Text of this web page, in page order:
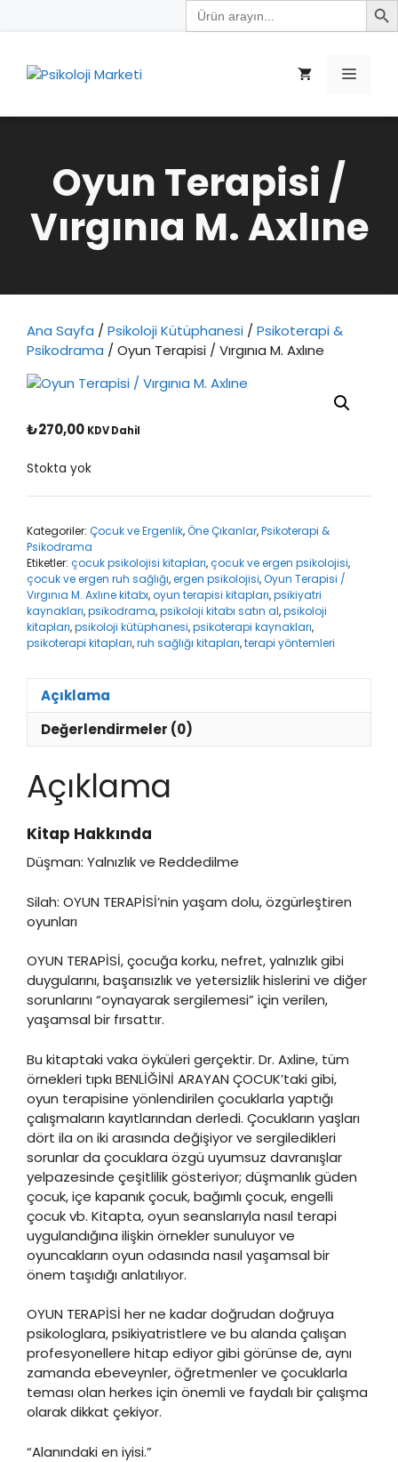
Search
for:
Menü
Oyun Terapisi /
Vırgınıa M. Axlıne
Ana Sayfa / Psikoloji Kütüphanesi / Psikoterapi &
Psikodrama / Oyun Terapisi / Vırgınıa M. Axlıne
₺270,00 KDV Dahil
Stokta yok
Kategoriler: Çocuk ve Ergenlik,Öne Çıkanlar,Psikoterapi &
Psikodrama
Etiketler: çocuk psikolojisi kitapları,çocuk ve ergen psikolojisi,
çocuk ve ergen ruh sağlığı,ergen psikolojisi,Oyun Terapisi /
Vırgınıa M. Axlıne kitabı,oyun terapisi kitapları,psikiyatri
kaynakları,psikodrama,psikoloji kitabı satın al,psikoloji
kitapları,psikoloji kütüphanesi,psikoterapi kaynakları,
psikoterapi kitapları,ruh sağlığı kitapları,terapi yöntemleri
Açıklama
Değerlendirmeler (0)
Açıklama
Kitap Hakkında
Düşman: Yalnızlık ve Reddedilme
Silah: OYUN TERAPİSİ’nin yaşam dolu, özgürleştiren
oyunları
OYUN TERAPİSİ, çocuğa korku, nefret, yalnızlık gibi
duygularını, başarısızlık ve yetersizlik hislerini ve diğer
sorunlarını “oynayarak sergilemesi” için verilen,
yaşamsal bir fırsattır.
Bu kitaptaki vaka öyküleri gerçektir. Dr. Axline, tüm
örnekleri tıpkı BENLİĞİNİ ARAYAN ÇOCUK’taki gibi,
oyun terapisine yönlendirilen çocuklarla yaptığı
çalışmaların kayıtlarından derledi. Çocukların yaşları
dört ila on iki arasında değişiyor ve sergiledikleri
sorunlar da çocuklara özgü uyumsuz davranışlar
yelpazesinde çeşitlilik gösteriyor; düşmanlık güden
çocuk, içe kapanık çocuk, bağımlı çocuk, engelli
çocuk vb. Kitapta, oyun seanslarıyla nasıl terapi
uygulandığına ilişkin örnekler sunuluyor ve
oyuncakların oyun odasında nasıl yaşamsal bir
önem taşıdığı anlatılıyor.
OYUN TERAPİSİ her ne kadar doğrudan doğruya
psikologlara, psikiyatristlere ve bu alanda çalışan
profesyonellere hitap ediyor gibi görünse de, aynı
zamanda ebeveynler, öğretmenler ve çocuklarla
teması olan herkes için önemli ve faydalı bir çalışma
olarak dikkat çekiyor.
“Alanındaki en iyisi.”